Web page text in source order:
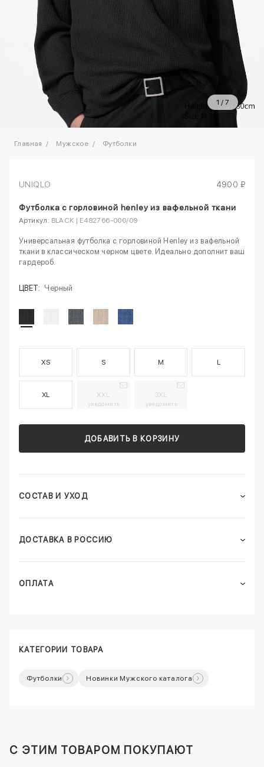
1 / 7
Главная Мужское Футболки
UNIQLO 4900 ₽
Футболка с горловиной henley из вафельной ткани
Артикул: BLACK | E482766-000/09
Универсальная футболка с горловиной Henley из вафельной
ткани в классическом черном цвете. Идеально дополнит ваш
гардероб.
ЦВЕТ: Черный
XS S M L
XL XXL
уведомить
3XL
уведомить
ДОБАВИТЬ В КОРЗИНУ
СОСТАВ И УХОД
ДОСТАВКА В РОССИЮ
ОПЛАТА
КАТЕГОРИИ ТОВАРА
Футболки Новинки Мужского каталога
C ЭТИМ ТОВАРОМ ПОКУПАЮТ